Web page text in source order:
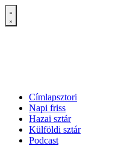
Címlapsztori
Napi friss
Hazai sztár
Külföldi sztár
Podcast